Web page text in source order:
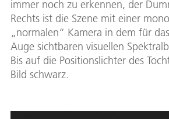
immer noch zu erkennen, der
Rechts ist die Szene mit einer
„normalen“ Kamera in dem für
Auge sichtbaren visuellen
Bis auf die Positionslichter des
Bild schwarz.